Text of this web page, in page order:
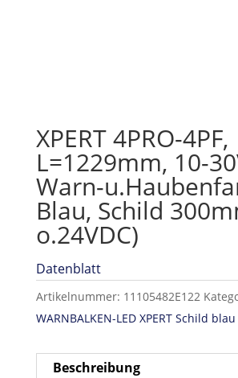
XPERT 4PRO-4PF,
L=1229mm, 10-
Warn-
Blau, Schild
o.24VDC)
Datenblatt
Artikelnummer: 11105482E122
WARNBALKEN-LED XPERT Schild blau
Beschreibung